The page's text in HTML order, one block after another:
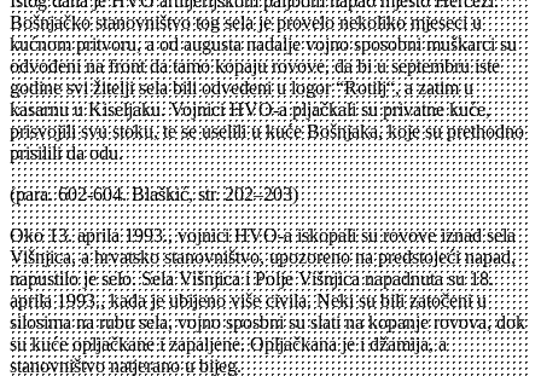
Bošnjačko stanovništvo tog sela je provelo nekoliko mjeseci u
kućnom pritvoru, a od augusta nadalje vojno sposobni muškarci su
odvođeni na front da tamo kopaju rovove, da bi u septembru iste
godine svi žitelji sela bili odvedeni u logor “Rotilj“, a zatim u
kasarnu u Kiseljaku. Vojnici HVO-a pljačkali su privatne kuće,
prisvojili svu stoku, te se uselili u kuće Bošnjaka, koje su prethodno
prisilili da odu.
(para. 602-604. Blaškić, str. 202–203)
Oko 13. aprila 1993., vojnici HVO-a iskopali su rovove iznad sela
Višnjica, a hrvatsko stanovništvo, upozoreno na predstojeći napad,
napustilo je selo. Sela Višnjica i Polje Višnjica napadnuta su 18.
aprila 1993., kada je ubijeno više civila. Neki su bili zatočeni u
silosima na rubu sela, vojno sposbni su slati na kopanje rovova, dok
su kuće opljačkane i zapaljene. Opljačkana je i džamija, a
stanovništvo natjerano u bijeg.